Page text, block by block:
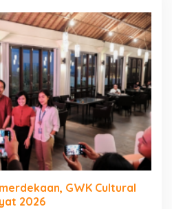
GWK Cultural
2026